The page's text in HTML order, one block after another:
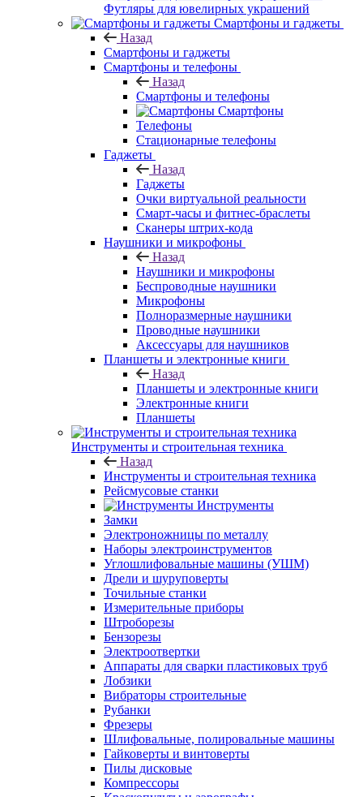
Футляры для ювелирных украшений
Смартфоны и гаджеты
Назад
Смартфоны и гаджеты
Смартфоны и телефоны
Назад
Смартфоны и телефоны
Смартфоны
Телефоны
Стационарные телефоны
Гаджеты
Назад
Гаджеты
Очки виртуальной реальности
Смарт-часы и фитнес-браслеты
Сканеры штрих-кода
Наушники и микрофоны
Назад
Наушники и микрофоны
Беспроводные наушники
Микрофоны
Полноразмерные наушники
Проводные наушники
Аксессуары для наушников
Планшеты и электронные книги
Назад
Планшеты и электронные книги
Электронные книги
Планшеты
Инструменты и строительная техника
Назад
Инструменты и строительная техника
Рейсмусовые станки
Инструменты
Замки
Электроножницы по металлу
Наборы электроинструментов
Углошлифовальные машины (УШМ)
Дрели и шуруповерты
Точильные станки
Измерительные приборы
Штроборезы
Бензорезы
Электроотвертки
Аппараты для сварки пластиковых труб
Лобзики
Вибраторы строительные
Рубанки
Фрезеры
Шлифовальные, полировальные машины
Гайковерты и винтоверты
Пилы дисковые
Компрессоры